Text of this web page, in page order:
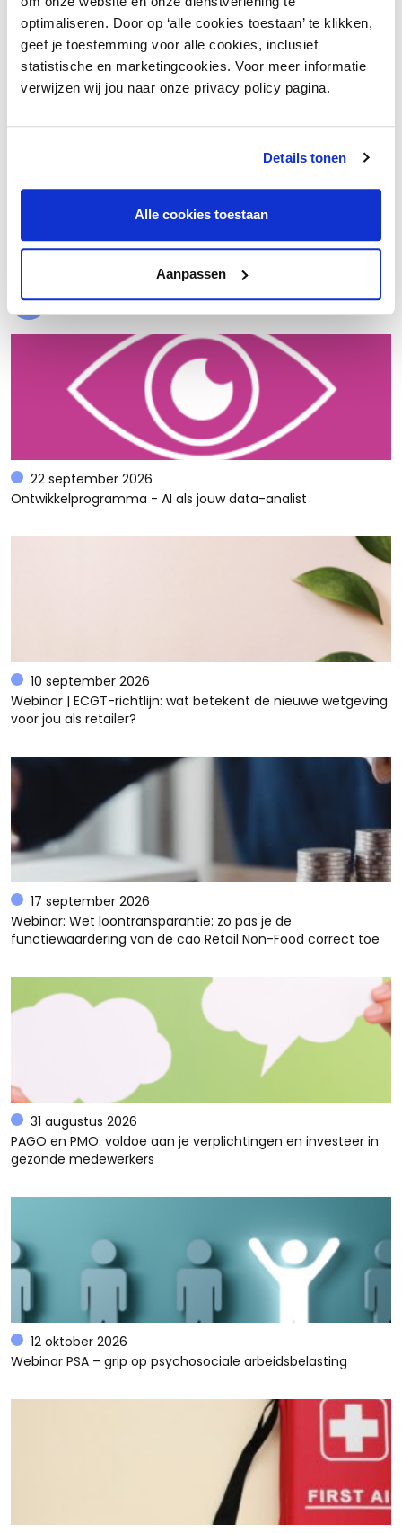
optimaliseren. Door op ‘alle cookies toestaan’ te klikken,
geef je toestemming voor alle cookies, inclusief
statistische en marketingcookies. Voor meer informatie
verwijzen wij jou naar onze privacy policy pagina.
Details tonen
Alle cookies toestaan
Aanpassen
Laad meer
Evenementen
22 september 2026
Ontwikkelprogramma - AI als jouw data-analist
10 september 2026
Webinar | ECGT-richtlijn: wat betekent de nieuwe wetgeving
voor jou als retailer?
17 september 2026
Webinar: Wet loontransparantie: zo pas je de
functiewaardering van de cao Retail Non-Food correct toe
31 augustus 2026
PAGO en PMO: voldoe aan je verplichtingen en investeer in
gezonde medewerkers
12 oktober 2026
Webinar PSA – grip op psychosociale arbeidsbelasting